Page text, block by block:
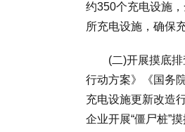
约350个充电设施
所充电设施，确保
(二)开展摸底排查
行动方案》《国务
充电设施更新改造
企业开展“僵尸桩”